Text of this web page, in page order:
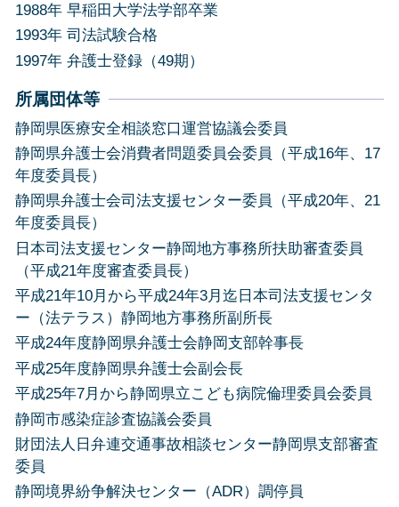
1988年 早稲田大学法学部卒業
1993年 司法試験合格
1997年 弁護士登録（49期）
所属団体等
静岡県医療安全相談窓口運営協議会委員
静岡県弁護士会消費者問題委員会委員（平成16年、17
年度委員長）
静岡県弁護士会司法支援センター委員（平成20年、21
年度委員長）
日本司法支援センター静岡地方事務所扶助審査委員
（平成21年度審査委員長）
平成21年10月から平成24年3月迄日本司法支援センタ
ー（法テラス）静岡地方事務所副所長
平成24年度静岡県弁護士会静岡支部幹事長
平成25年度静岡県弁護士会副会長
平成25年7月から静岡県立こども病院倫理委員会委員
静岡市感染症診査協議会委員
財団法人日弁連交通事故相談センター静岡県支部審査
委員
静岡境界紛争解決センター（ADR）調停員